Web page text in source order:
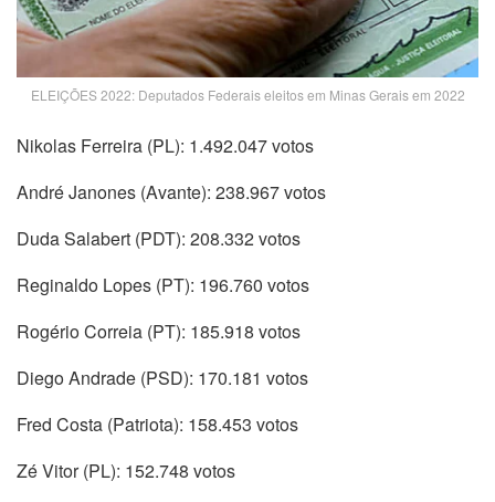
ELEIÇÕES 2022: Deputados Federais eleitos em Minas Gerais em 2022
Nikolas Ferreira (PL): 1.492.047 votos
André Janones (Avante): 238.967 votos
Duda Salabert (PDT): 208.332 votos
Reginaldo Lopes (PT): 196.760 votos
Rogério Correia (PT): 185.918 votos
Diego Andrade (PSD): 170.181 votos
Fred Costa (Patriota): 158.453 votos
Zé Vitor (PL): 152.748 votos